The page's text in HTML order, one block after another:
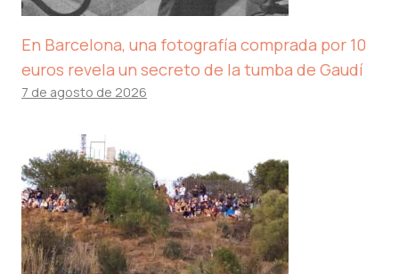
En Barcelona, ​​una fotografía comprada por 10
euros revela un secreto de la tumba de Gaudí
7 de agosto de 2026